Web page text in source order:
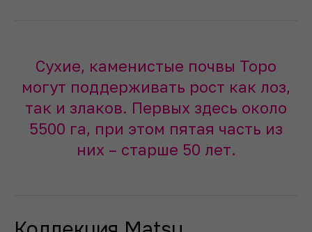
Сухие, каменистые почвы Торо
могут поддерживать рост как лоз,
так и злаков. Первых здесь около
5500 га, при этом пятая часть из
них – старше 50 лет.